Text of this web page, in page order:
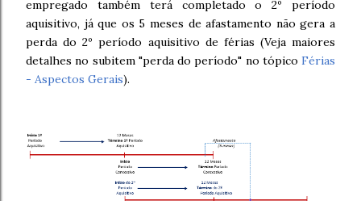
empregado também terá completado o 2º período
aquisitivo, já que os 5 meses de afastamento não gera a
perda do 2º período aquisitivo de férias (Veja maiores
detalhes no subitem "perda do período" no tópico Férias
- Aspectos Gerais).